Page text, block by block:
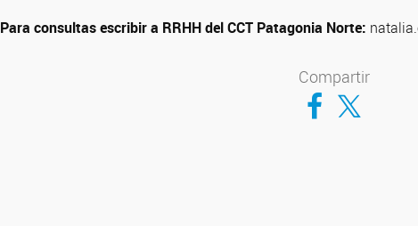
Para consultas escribir a RRHH del CCT Patagonia Norte:
Compartir
Compartir en Facebook
Compartir en Twitter